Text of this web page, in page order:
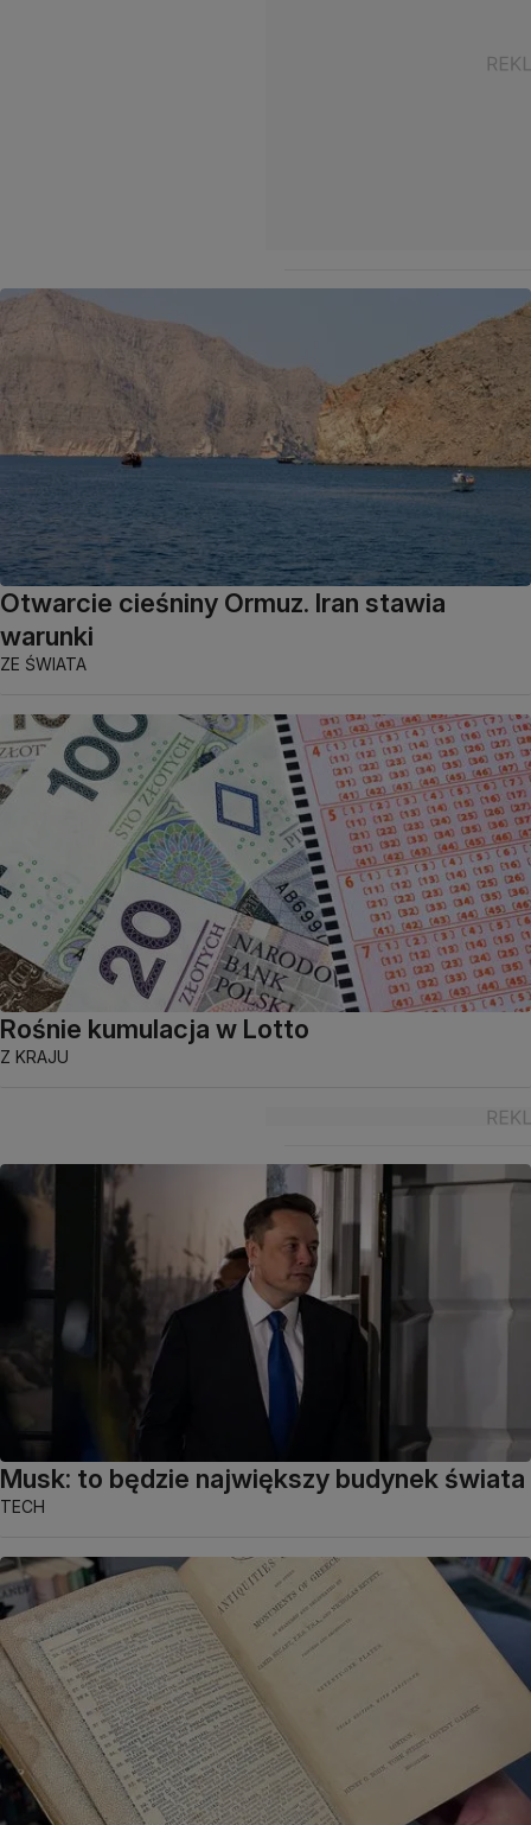
Otwarcie cieśniny Ormuz. Iran stawia
warunki
ZE ŚWIATA
Rośnie kumulacja w Lotto
Z KRAJU
Musk: to będzie największy budynek świata
TECH